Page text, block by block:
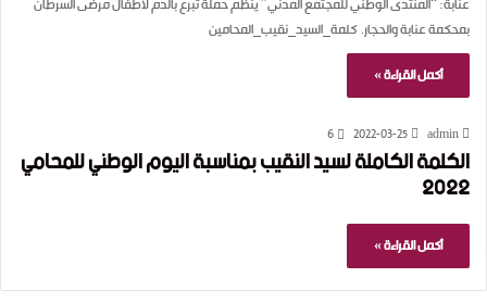
عنابة: “المنتدى الوطني للمجتمع المدني” ينظم حملة تبرع بالدم لأطفال مرضى السرطان
بمحكمة عنابة والحجار. كلمة_السيد_نقيب_المحامين
أكمل القراءة »
admin
2022-03-25
6
الكلمة الكاملة لسيد النقيب بمناسبة اليوم الوطني للمحامي
2022
أكمل القراءة »